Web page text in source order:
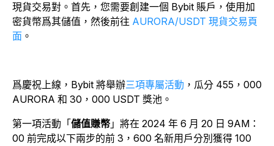
現貨交易對。首先，您需要創建一個 Bybit 賬戶，使用加
密貨幣爲其儲值，然後前往 AURORA/USDT 現貨交易頁
面 。
爲慶祝上線，Bybit 將舉辦三項專屬活動 ，瓜分 455，000
AURORA 和 30，000 USDT 獎池。
第一項活動 「儲值賺幣 」 將在 2024 年 6 月 20 日 9AM：
00 前完成以下兩步的前 3，600 名新用戶分別獲得 100